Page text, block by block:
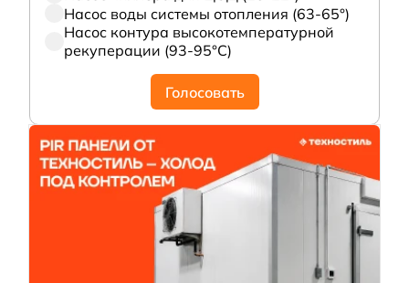
Насос воды системы отопления (63-65°)
Насос контура высокотемпературной
рекуперации (93-95°С)
Голосовать